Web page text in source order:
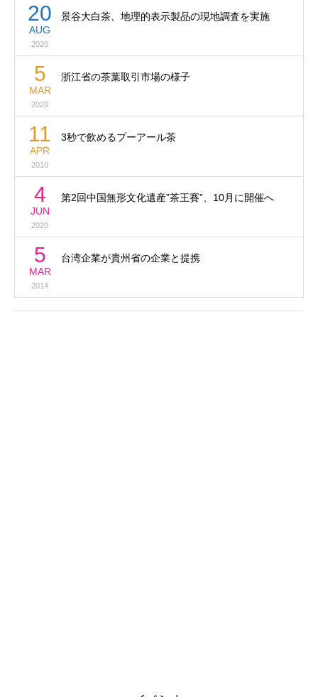
20
AUG
2020
景谷大白茶、地理的表示製品の現地調査を実施
5
MAR
2020
浙江省の茶葉取引市場の様子
11
APR
2010
3秒で飲めるプーアール茶
4
JUN
2020
第2回中国無形文化遺産”茶王賽”、10月に開催へ
5
MAR
2014
台湾企業が貴州省の企業と提携